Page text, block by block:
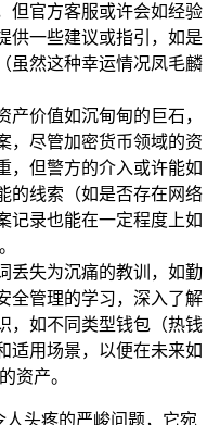
但官方客服或许会如经验
供一些建议或指引，如是
虽然这种幸运情况凤毛麟
产价值如沉甸甸的巨石，
，尽管加密货币领域的资
，但警方的介入或许能如
的线索（如是否存在网络
记录也能在一定程度上如
丢失为沉痛的教训，如勤
全管理的学习，深入了解
，如不同类型钱包（热钱
适用场景，以便在未来如
资产。
头疼的严峻问题，它宛